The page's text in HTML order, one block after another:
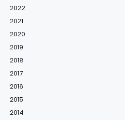
2022
2021
2020
2019
2018
2017
2016
2015
2014